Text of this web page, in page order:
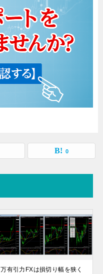
0
万有引力FXは損切り幅を狭く